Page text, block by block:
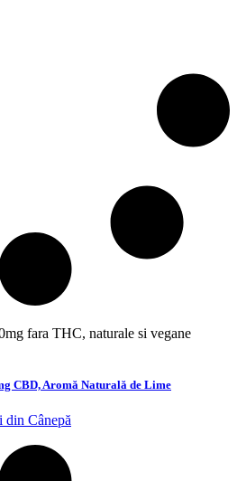
CBD, Aromă Naturală de Lime
din Cânepă